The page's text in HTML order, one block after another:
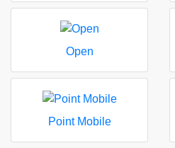
Open
Point Mobile